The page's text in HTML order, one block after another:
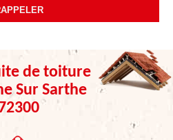
de toiture
Sur Sarthe